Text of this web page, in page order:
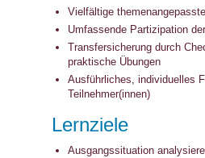
Vielfältige
Umfassende Partizipation
Transfersicherung durch
praktische Übungen
Ausführliches, individuelles
Teilnehmer(innen)
Lernziele
Ausgangssituation